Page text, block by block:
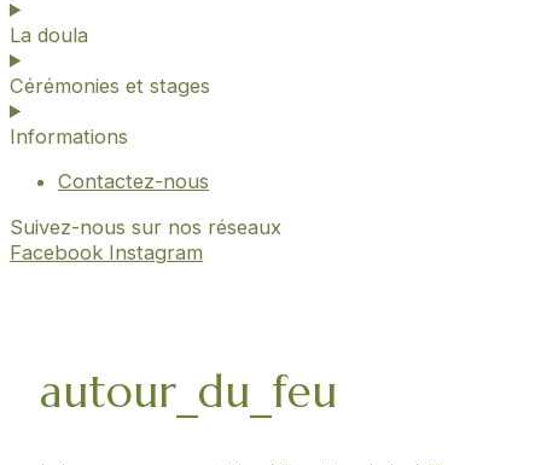
La doula
Cérémonies et stages
Informations
Contactez-nous
Suivez-nous sur nos réseaux
Facebook Instagram
autour_du_feu